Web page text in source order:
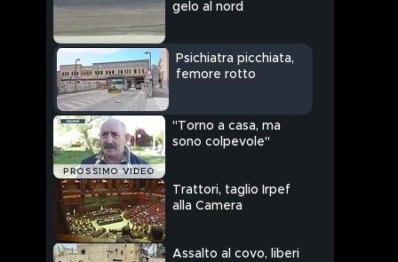
gelo al nord
Psichiatra picchiata,
femore rotto
PROSSIMO VIDEO
"Torno a casa, ma
sono colpevole"
Trattori, taglio Irpef
alla Camera
Assalto al covo, liberi